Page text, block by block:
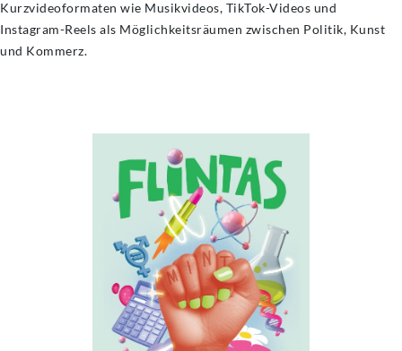
Kurzvideoformaten wie Musikvideos, TikTok-Videos und
Instagram-Reels als Möglichkeitsräumen zwischen Politik, Kunst
und Kommerz.